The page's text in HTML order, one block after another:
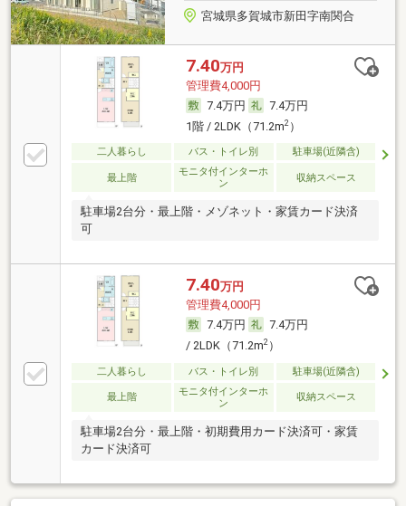
宮城県多賀城市新田字南関合
7.40万円
管理費4,000円
7.4万円
7.4万円
1階 / 2LDK（71.2m2）
二人暮らし バス・トイレ別 駐車場(近隣含)
最上階
モニタ付インターホ
ン
収納スペース
駐車場2台分・最上階・メゾネット・家賃カード決済
可
7.40万円
管理費4,000円
7.4万円
7.4万円
/ 2LDK（71.2m2）
二人暮らし バス・トイレ別 駐車場(近隣含)
最上階
モニタ付インターホ
ン
収納スペース
駐車場2台分・最上階・初期費用カード決済可・家賃
カード決済可